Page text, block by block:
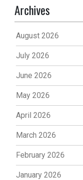
Archives
August 2026
July 2026
June 2026
May 2026
April 2026
March 2026
February 2026
January 2026